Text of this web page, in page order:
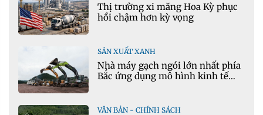
Thị trường xi măng Hoa Kỳ phục
hồi chậm hơn kỳ vọng
SẢN XUẤT XANH
Nhà máy gạch ngói lớn nhất phía
Bắc ứng dụng mô hình kinh tế
VĂN BẢN - CHÍNH SÁCH